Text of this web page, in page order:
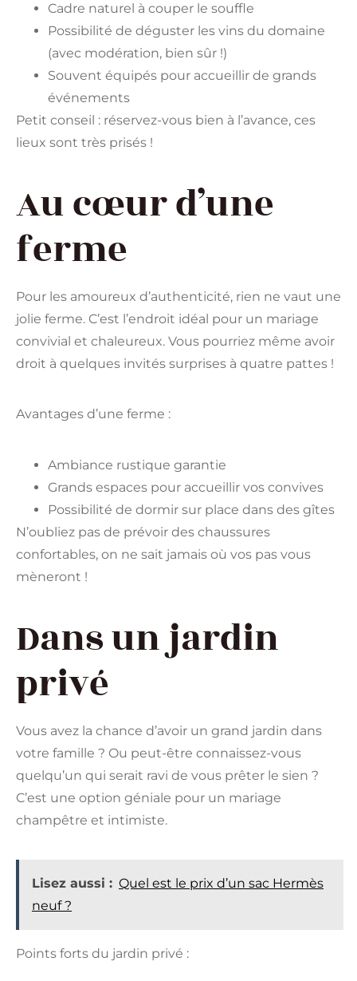
Cadre naturel à couper le souffle
Possibilité de déguster les vins du domaine
(avec modération, bien sûr !)
Souvent équipés pour accueillir de grands
événements
Petit conseil : réservez-vous bien à l’avance, ces
lieux sont très prisés !
Au cœur d’une
ferme
Pour les amoureux d’authenticité, rien ne vaut une
jolie ferme. C’est l’endroit idéal pour un mariage
convivial et chaleureux. Vous pourriez même avoir
droit à quelques invités surprises à quatre pattes !
Avantages d’une ferme :
Ambiance rustique garantie
Grands espaces pour accueillir vos convives
Possibilité de dormir sur place dans des gîtes
N’oubliez pas de prévoir des chaussures
confortables, on ne sait jamais où vos pas vous
mèneront !
Dans un jardin
privé
Vous avez la chance d’avoir un grand jardin dans
votre famille ? Ou peut-être connaissez-vous
quelqu’un qui serait ravi de vous prêter le sien ?
C’est une option géniale pour un mariage
champêtre et intimiste.
Lisez aussi : Quel est le prix d’un sac Hermès
neuf ?
Points forts du jardin privé :